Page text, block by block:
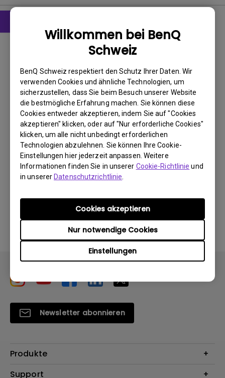
Willkommen bei BenQ
Schweiz
BenQ Schweiz respektiert den Schutz Ihrer Daten. Wir
verwenden Cookies und ähnliche Technologien, um
sicherzustellen, dass Sie beim Besuch unserer Website
die bestmögliche Erfahrung machen. Sie können diese
Cookies entweder akzeptieren, indem Sie auf "Cookies
akzeptieren" klicken, oder auf "Nur erforderliche Cookies"
klicken, um alle nicht unbedingt erforderlichen
Technologien abzulehnen. Sie können Ihre Cookie-
Einstellungen hier jederzeit anpassen. Weitere
Informationen finden Sie in unserer Cookie-Richtlinie und
in unsererDatenschutzrichtlinie
Einstellungen
Nur notwendige Cookies
Cookies akzeptieren
BS:Windows7|WindowVista|WinXP
OS Version:
Version:
Update: 2010/02/25
Dateigröße: 50.28 KB
Herunterladen
Durch die Nutzung eines der oben genannten
Softwareprogramme erklären Sie sich mit unseren
Bedingungen derEndbenutzer-Lizenzvereinbarungen
Newsletter abonnieren
Produkte
Beamer
Support